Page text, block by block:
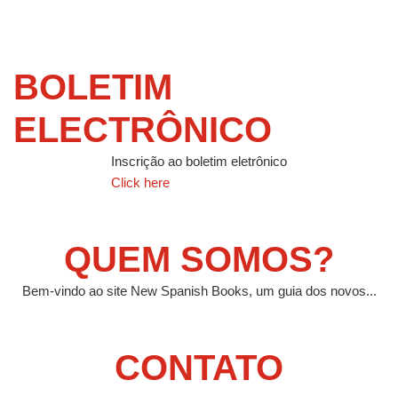
BOLETIM
ELECTRÔNICO
Inscrição ao boletim eletrônico
Click here
QUEM SOMOS?
Bem-vindo ao site New Spanish Books, um guia dos novos...
CONTATO